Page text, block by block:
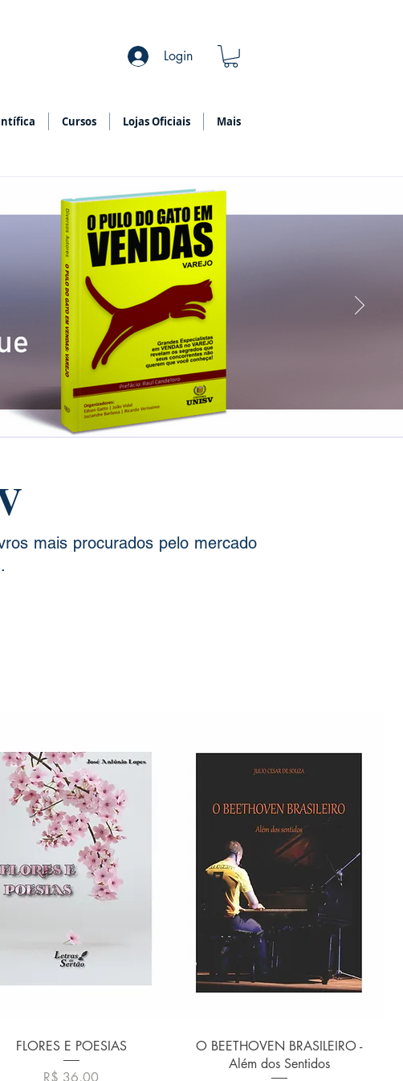
Login
Cursos Lojas Oficiais Mais
mais procurados pelo mercado
Visualização rápida
FLORES E POESIAS
Preço
R$ 36,00
Visualização rápida
O BEETHOVEN BRASILEIRO -
Além dos Sentidos